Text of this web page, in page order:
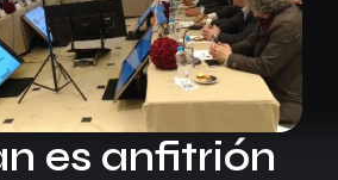
es anfitrión